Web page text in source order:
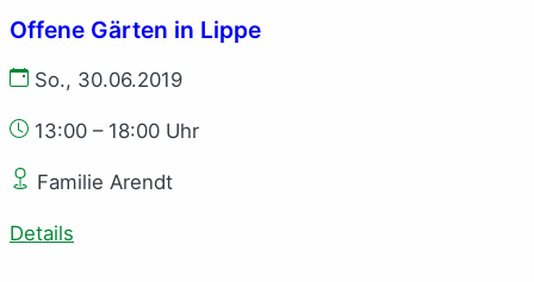
Offene Gärten in Lippe
So., 30.06.2019
13:00 – 18:00 Uhr
Familie Arendt
Details